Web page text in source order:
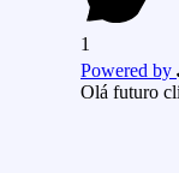
1
Powered by
Olá futuro